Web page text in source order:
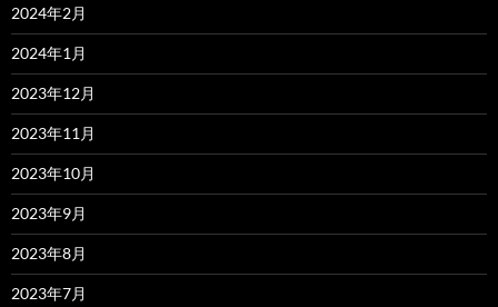
2024年2月
2024年1月
2023年12月
2023年11月
2023年10月
2023年9月
2023年8月
2023年7月